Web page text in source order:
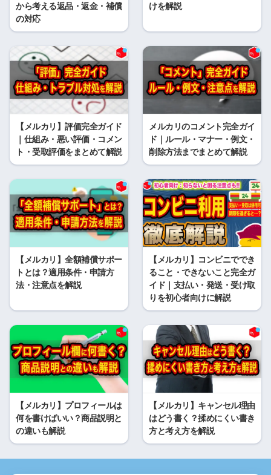
から考える返品・返金・補償
の対応
けを解説
【メルカリ】評価完全ガイド
｜仕組み・悪い評価・コメン
ト・受取評価をまとめて解説
メルカリのコメント完全ガイ
ド｜ルール・マナー・例文・
削除方法までまとめて解説
【メルカリ】全額補償サポー
トとは？適用条件・申請方
法・注意点を解説
【メルカリ】コンビニででき
ること・できないこと完全ガ
イド｜支払い・発送・受け取
りを初心者向けに解説
【メルカリ】プロフィールは
何を書けばいい？商品説明と
の違いも解説
【メルカリ】キャンセル理由
はどう書く？揉めにくい書き
方と考え方を解説